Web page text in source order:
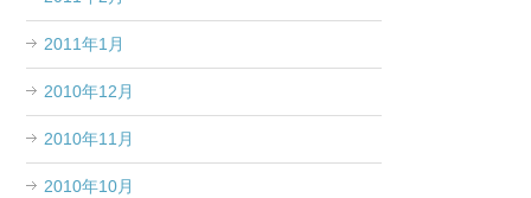
2011年1月
2010年12月
2010年11月
2010年10月